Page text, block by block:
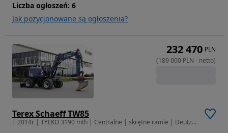
Liczba ogłoszeń: 6
Jak pozycjonowane są ogłoszenia?
Terex Schaeff TW85
| 2014r | TYLKO 3190 mth | Centralne | skrętne ramie | Deutz | IDEAŁ
232 470 PLN
(189 000 PLN - netto)